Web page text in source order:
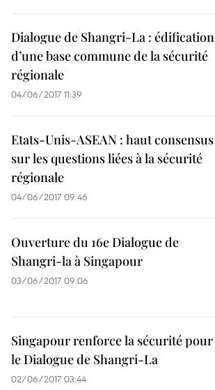
Dialogue de Shangri-La : édification
d’une base commune de la sécurité
régionale
04/06/2017 11:39
Etats-Unis-ASEAN : haut consensus
sur les questions liées à la sécurité
régionale
04/06/2017 09:46
Ouverture du 16e Dialogue de
Shangri-la à Singapour
03/06/2017 09:06
Singapour renforce la sécurité pour
le Dialogue de Shangri-La
02/06/2017 03:44